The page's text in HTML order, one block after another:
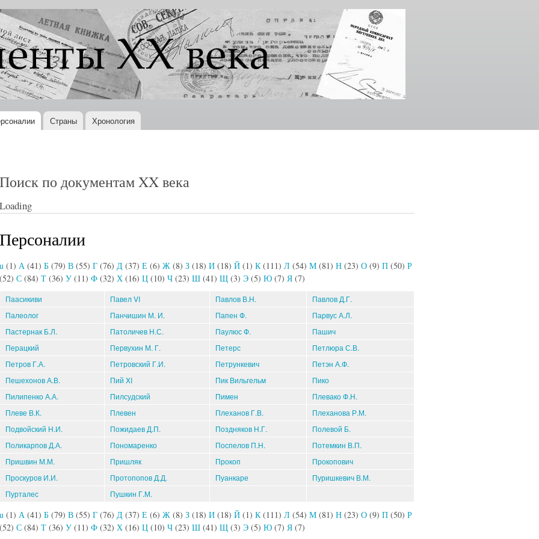
Перейти к
основному
содержанию
Страны Хронология
Поиск по документам XX века
Loading
Персоналии
u (1) А (41) Б (79) В (55) Г (76) Д (37) Е (6) Ж (8) З (18) И (18) Й (1) К (111) Л (54) М (81) Н (23) О (9) П (50) Р
(52) С (84) Т (36) У (11) Ф (32) Х (16) Ц (10) Ч (23) Ш (41) Щ (3) Э (5) Ю (7) Я (7)
Паасикиви Павел VI Павлов В.Н.
Павлов Д.Г.
Палеолог
Панчишин М. И. Папен Ф.
Парвус А.Л.
Пастернак Б.Л.
Патоличев Н.С. Паулюс Ф.
Пашич
Перацкий
Первухин М. Г. Петерс
Петлюра С.В.
Петров Г.А.
Петровский Г.И. Петрункевич
Петэн А.Ф.
Пешехонов А.В.
Пий XI Пик Вильгельм
Пико
Пилипенко А.А.
Пилсудский Пимен
Плевако Ф.Н.
Плеве В.К.
Плевен Плеханов Г.В.
Плеханова Р.М.
Подвойский Н.И.
Пожидаев Д.П. Поздняков Н.Г.
Полевой Б.
Поликарпов Д.А.
Пономаренко Поспелов П.Н.
Потемкин В.П.
Пришвин М.М.
Пришляк Прокоп
Прокопович
Проскуров И.И.
Протопопов Д.Д. Пуанкаре
Пуришкевич В.М.
Пурталес
Пушкин Г.М.
u (1) А (41) Б (79) В (55) Г (76) Д (37) Е (6) Ж (8) З (18) И (18) Й (1) К (111) Л (54) М (81) Н (23) О (9) П (50) Р
(52) С (84) Т (36) У (11) Ф (32) Х (16) Ц (10) Ч (23) Ш (41) Щ (3) Э (5) Ю (7) Я (7)